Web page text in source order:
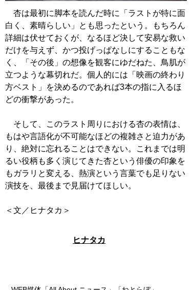
杏は最初に脚本を読んだ時に「ラストが特に面
白く、素晴らしい」とも思ったという。もちろん
詳細は伏せておくが、なるほど決して安易な救い
だけを与えず、かつ投げっぱなしにすることもな
く、「その後」の想像を観客にゆだねた、鳥肌が
立つような幕切れだ。個人的には「映画の終わり
方ベスト」を決めるのであれば3本の指に入るほ
どの衝撃があった。
そして、このラスト周りにおける杏の表情は、
もはや言語化が不可能なほどの複雑さと迫力があ
り、絶対に忘れることはできない。これまでは明
るい役柄も多く演じてきた杏という俳優の印象を
もガラリと変える、熱演という言葉でも足りない
演技を、最後まで見届けてほしい。
＜文／ヒナタカ＞
ヒナタカ